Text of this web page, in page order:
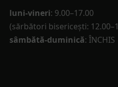
luni-vineri: 9.00–17.00
(sărbători bisericești:
sâmbătă-duminică: ÎNCHIS